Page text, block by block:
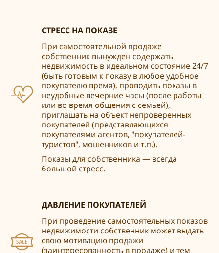
СТРЕСС НА ПОКАЗЕ
При самостоятельной продаже
собственник вынужден содержать
недвижимость в идеальном состояние 24/7
(быть готовым к показу в любое удобное
покупателю время), проводить показы в
неудобные вечерние часы (после работы
или во время общения с семьей),
приглашать на объект непроверенных
покупателей (представляющихся
покупателями агентов, "покупателей-
туристов", мошенников и т.п.).
Показы для собственника — всегда
большой стресс.
ДАВЛЕНИЕ ПОКУПАТЕЛЕЙ
При проведение самостоятельных показов
недвижимости собственник может выдать
свою мотивацию продажи
(заинтересованность в продаже) и тем